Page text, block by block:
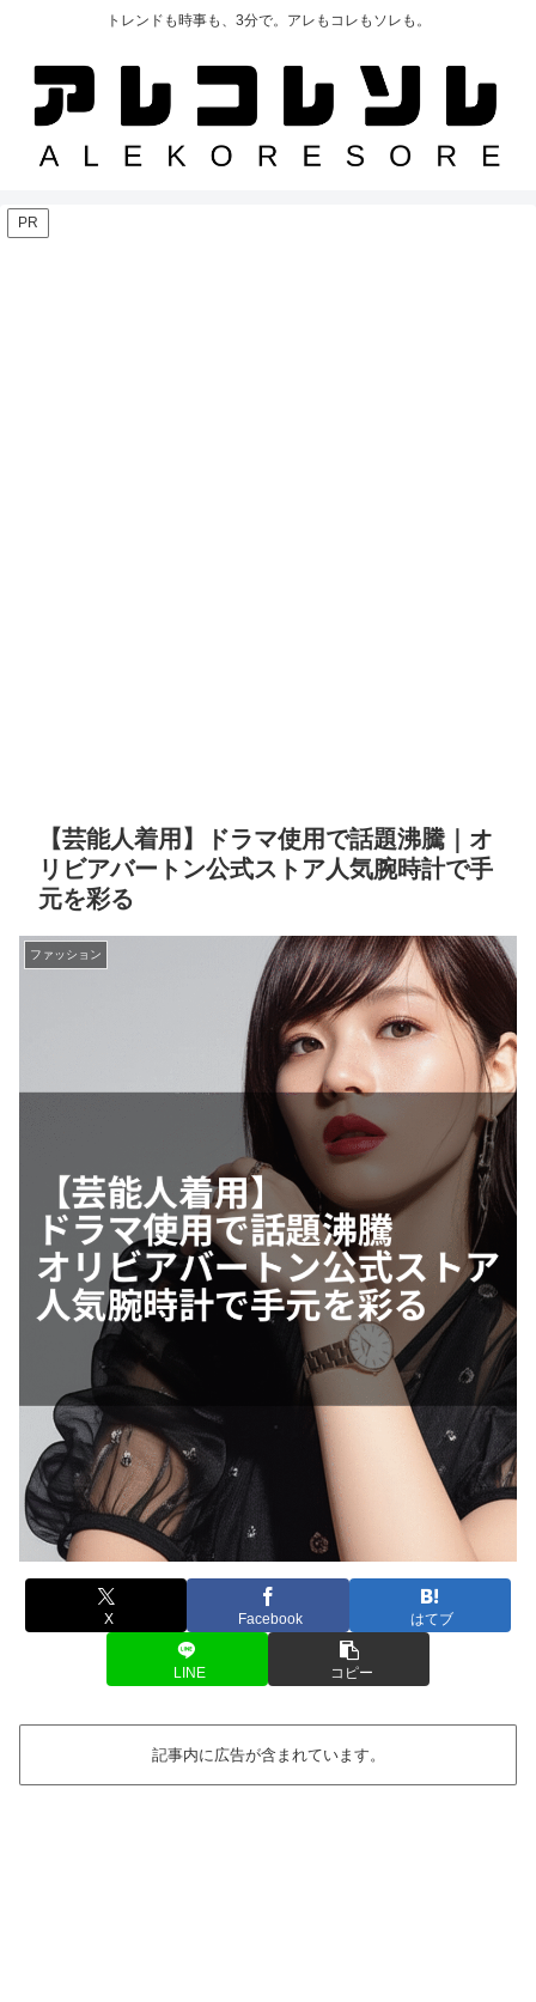
トレンドも時事も、3分で。アレもコレもソレも。
PR
【芸能人着用】ドラマ使用で話題沸騰｜オ
リビアバートン公式ストア人気腕時計で手
元を彩る
ファッション
X Facebook はてブ
LINE コピー
記事内に広告が含まれています。